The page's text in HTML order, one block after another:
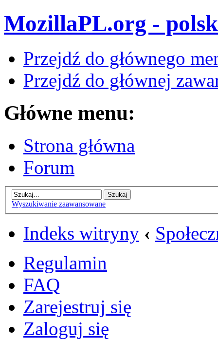
MozillaPL.org -
Przejdź do głównego
Przejdź do głównej
Główne menu:
Strona główna
Forum
Wyszukiwanie zaawansowane
Indeks witryny ‹
Regulamin
FAQ
Zarejestruj się
Zaloguj się